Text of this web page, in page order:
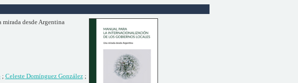
desde Argentina
; Celeste Domínguez González;